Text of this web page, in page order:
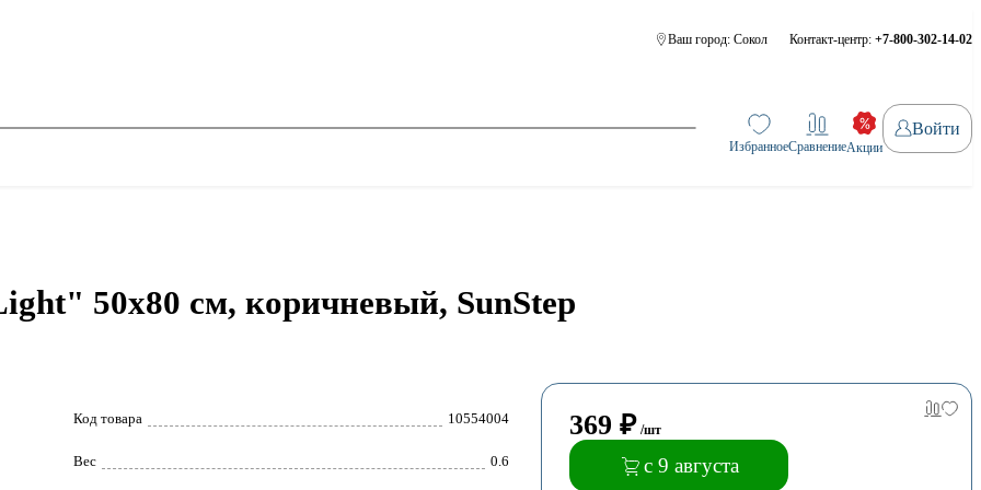
Ваш город: Сокол Контакт-центр: +7-800-302-14-02
ИзбранноеСравнениеАкции
Войти
50x80 см, коричневый, SunStep
Код товара 10554004
Вес 0.6
369 ₽ /шт
с 9 августа